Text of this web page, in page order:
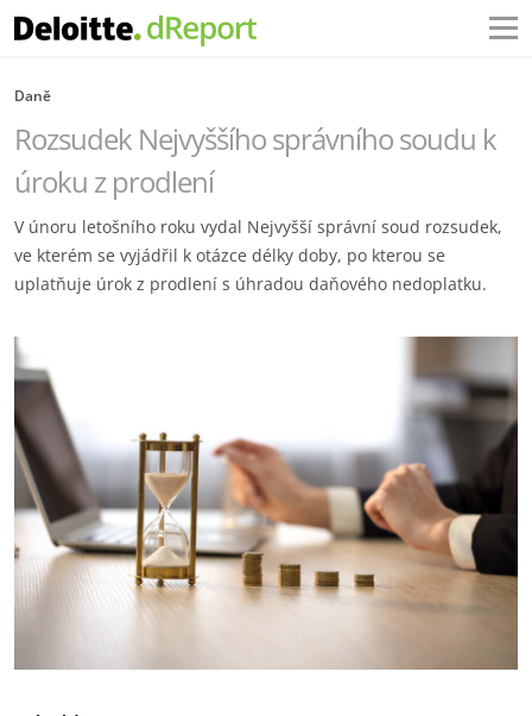
Daně
Rozsudek Nejvyššího správního soudu k
úroku z prodlení
V únoru letošního roku vydal Nejvyšší správní soud rozsudek,
ve kterém se vyjádřil k otázce délky doby, po kterou se
uplatňuje úrok z prodlení s úhradou daňového nedoplatku.